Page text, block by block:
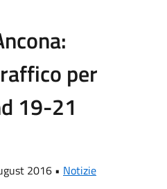
per
19-21
2016 • Notizie